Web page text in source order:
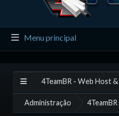
Menu principal
4TeamBR - Web Host
Administração